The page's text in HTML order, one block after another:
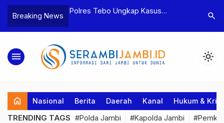
Breaking News
BPD, Polres
Tersangka
Polres Tebo Ungkap Kasus
Dua Pelaku Pengeroyokan di Sumay
Terkait
Kakanwil
search
menu light_mode
home Nasional Berita Daerah Kanal Hukum &
TRENDING TAGS #Polda Jambi #Kapolda Jambi